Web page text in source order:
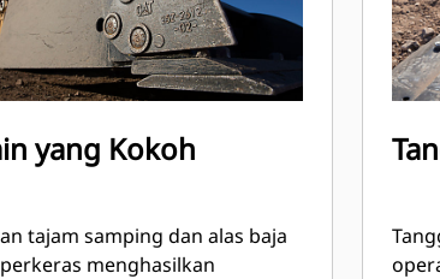
yang Kokoh
tajam samping dan alas baja
menghasilkan